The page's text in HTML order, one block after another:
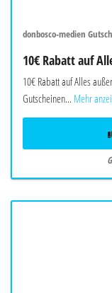
donbosco-medien
10€ Rabatt auf
10€ Rabatt auf Alles
Gutscheinen... Mehr